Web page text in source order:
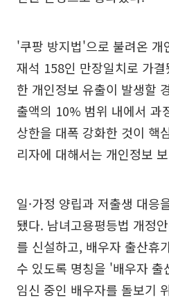
'쿠팡 방지법'으로 불려온 개
재석 158인 만장일치로 가
한 개인정보 유출이 발생할
출액의 10% 범위 내에서 과
상한을 대폭 강화한 것이 핵
리자에 대해서는 개인정보
일·가정 양립과 저출생 대응
됐다. 남녀고용평등법 개정
를 신설하고, 배우자 출산휴
수 있도록 명칭을 '배우자
임신 중인 배우자를 돌보기